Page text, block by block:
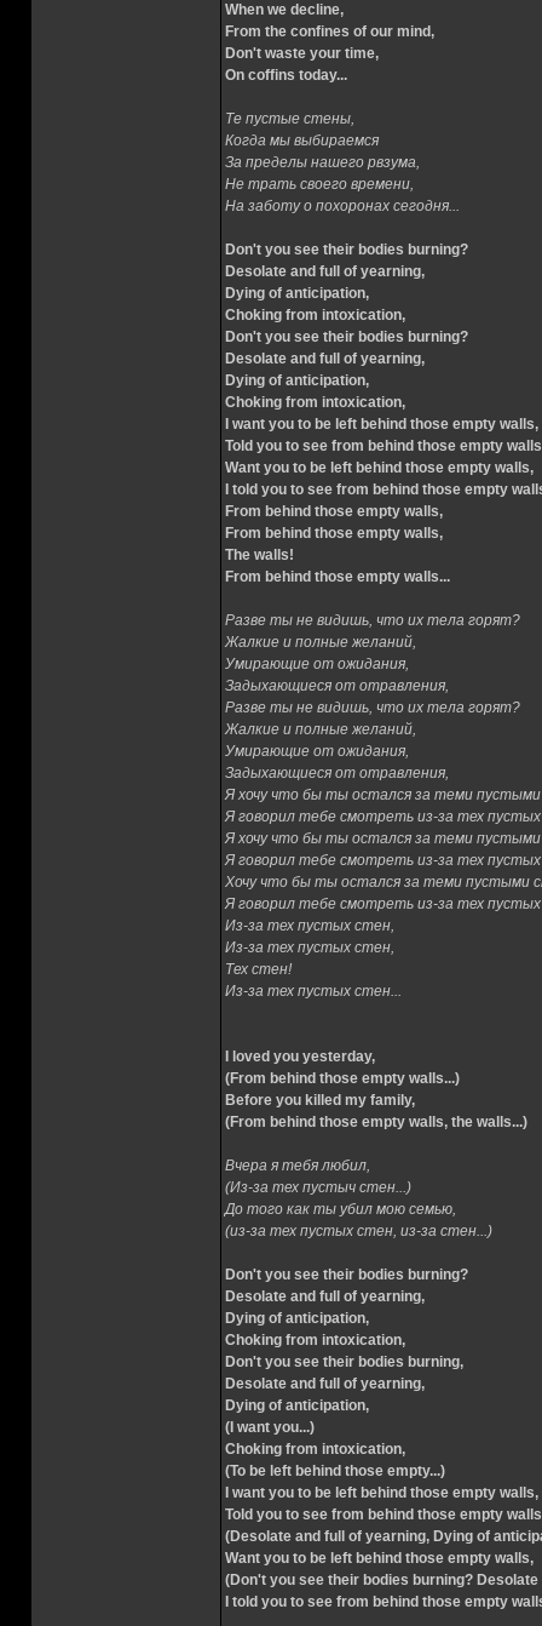
When we decline,
From the confines of our mind,
Don't waste your time,
On coffins today...
Те пустые стены,
Когда мы выбираемся
За пределы нашего рвзума,
Не трать своего времени,
На заботу о похоронах сегодня...
Don't you see their bodies burning?
Desolate and full of yearning,
Dying of anticipation,
Choking from intoxication,
Don't you see their bodies burning?
Desolate and full of yearning,
Dying of anticipation,
Choking from intoxication,
I want you to be left behind those empty walls,
Told you to see from behind those empty
Want you to be left behind those empty walls,
I told you to see from behind those empty
From behind those empty walls,
From behind those empty walls,
The walls!
From behind those empty walls...
Разве ты не видишь, что их тела горят?
Жалкие и полные желаний,
Умирающие от ожидания,
Задыхающиеся от отравления,
Разве ты не видишь, что их тела горят?
Жалкие и полные желаний,
Умирающие от ожидания,
Задыхающиеся от отравления,
Я хочу что бы ты остался за теми
Я говорил тебе смотреть из-за тех
Я хочу что бы ты остался за теми
Я говорил тебе смотреть из-за тех
Хочу что бы ты остался за теми пустыми
Я говорил тебе смотреть из-за тех
Из-за тех пустых стен,
Из-за тех пустых стен,
Тех стен!
Из-за тех пустых стен...
I loved you yesterday,
(From behind those empty walls...)
Before you killed my family,
(From behind those empty walls, the walls...)
Вчера я тебя любил,
(Из-за тех пустыч стен...)
До того как ты убил мою семью,
(из-за тех пустых стен, из-за стен...)
Don't you see their bodies burning?
Desolate and full of yearning,
Dying of anticipation,
Choking from intoxication,
Don't you see their bodies burning,
Desolate and full of yearning,
Dying of anticipation,
(I want you...)
Choking from intoxication,
(To be left behind those empty...)
I want you to be left behind those empty walls,
Told you to see from behind those empty
(Desolate and full of yearning, Dying of
Want you to be left behind those empty walls,
(Don't you see their bodies burning?
I told you to see from behind those empty